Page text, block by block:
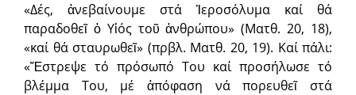
«Δές, ἀνεβαίνουμε στά Ἱεροσόλυμα καί θά
παραδοθεῖ ὁ Υἱός τοῦ ἀνθρώπου» (Ματθ. 20, 18),
«καί θά σταυρωθεῖ» (πρβλ. Ματθ. 20, 19). Καί πάλι:
«Ἔστρεψε τό πρόσωπό Του καί προσήλωσε τό
βλέμμα Του, μέ ἀπόφαση νά πορευθεῖ στά